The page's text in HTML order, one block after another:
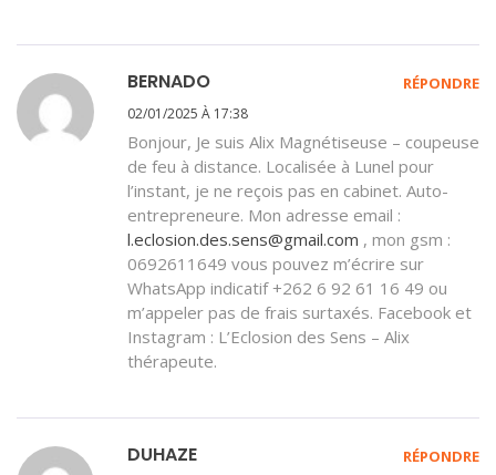
BERNADO
02/01/2025 À 17:38
Bonjour, Je suis Alix Magnétiseuse – coupeuse
de feu à distance. Localisée à Lunel pour
l’instant, je ne reçois pas en cabinet. Auto-
entrepreneure. Mon adresse email :
l.eclosion.des.sens@gmail.com , mon gsm :
0692611649 vous pouvez m’écrire sur
WhatsApp indicatif +262 6 92 61 16 49 ou
m’appeler pas de frais surtaxés. Facebook et
Instagram : L’Eclosion des Sens – Alix
thérapeute.
RÉPONDRE
DUHAZE RÉPONDRE